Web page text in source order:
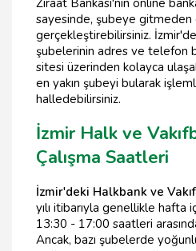
sayesinde, şubeye gitmeden
gerçekleştirebilirsiniz.
şubelerinin adres ve telefon
sitesi üzerinden kolayca
en yakın şubeyi bularak
halledebilirsiniz.
İzmir Halk ve
Çalışma Saatleri
İzmir'deki Halkbank ve
yılı itibarıyla genellikle hafta
13:30 - 17:00 saatleri
Ancak, bazı şubelerde